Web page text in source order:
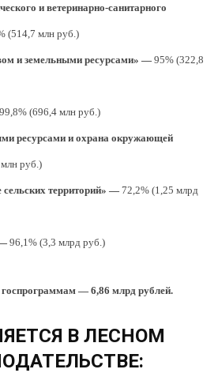
и ветеринарно-санитарного
(514,7 млн руб.)
и земельными ресурсами» — 95% (322,8
99,8% (696,4 млн руб.)
ресурсами и охрана окружающей
руб.)
сельских территорий» — 72,2% (1,25 млрд
96,1% (3,3 млрд руб.)
— 6,86 млрд рублей.
В ЛЕСНОМ